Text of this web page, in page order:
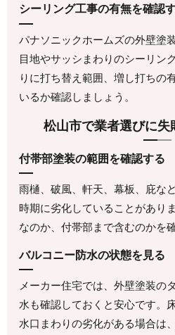
シーリング工事の有無を確認
パナソニックホームズの外壁塗
目地やサッシまわりのシーリン
りに打ち替え範囲、増し打ちの
いるか確認しましょう。
松山市で業者選びに失
付帯部塗装の範囲を確認する
雨樋、破風、軒天、幕板、庇な
時期に劣化していることがあり
なのか、付帯部まで含むのかを
バルコニー防水の状態を見る
メーカー住宅では、外壁塗装の
水も確認しておくと安心です。
水口まわりの劣化がある場合は